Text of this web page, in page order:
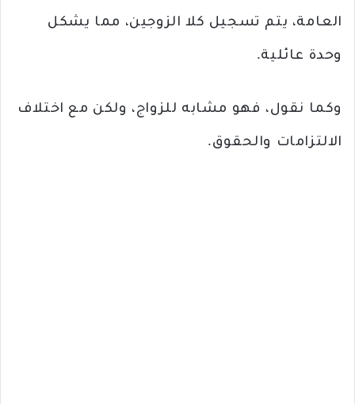
العامة، يتم تسجيل كلا الزوجين، مما يشكل
وحدة عائلية.
وكما نقول، فهو مشابه للزواج، ولكن مع اختلاف
الالتزامات والحقوق.